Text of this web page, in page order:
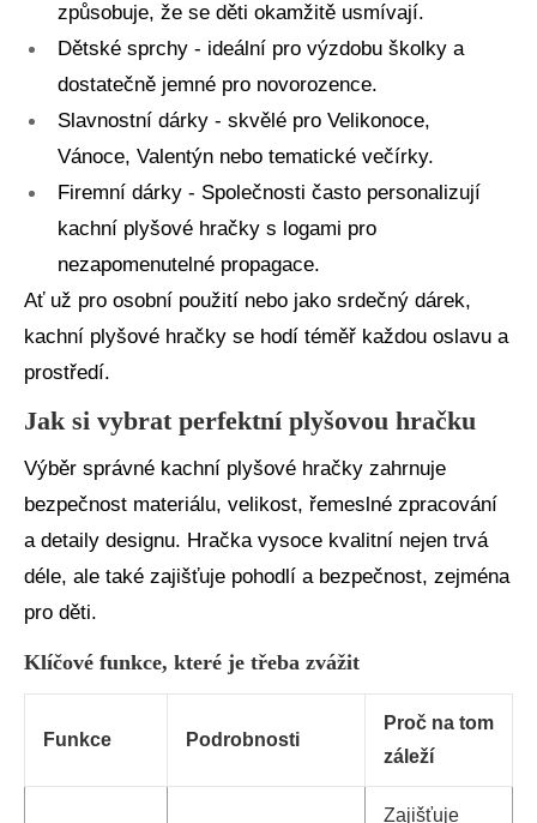
způsobuje, že se děti okamžitě usmívají.
Dětské sprchy - ideální pro výzdobu školky a
dostatečně jemné pro novorozence.
Slavnostní dárky - skvělé pro Velikonoce,
Vánoce, Valentýn nebo tematické večírky.
Firemní dárky - Společnosti často personalizují
kachní plyšové hračky s logami pro
nezapomenutelné propagace.
Ať už pro osobní použití nebo jako srdečný dárek,
kachní plyšové hračky se hodí téměř každou oslavu a
prostředí.
Jak si vybrat perfektní plyšovou hračku
Výběr správné kachní plyšové hračky zahrnuje
bezpečnost materiálu, velikost, řemeslné zpracování
a detaily designu. Hračka vysoce kvalitní nejen trvá
déle, ale také zajišťuje pohodlí a bezpečnost, zejména
pro děti.
Klíčové funkce, které je třeba zvážit
Funkce Podrobnosti
Proč na tom
záleží
Zajišťuje